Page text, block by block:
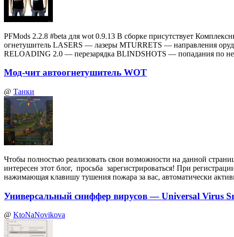
PFMods 2.2.8 #beta для wot 0.9.13 В сборке присутствует
огнетушитель LASERS — лазеры MTURRETS — направления
RELOADING 2.0 — перезарядка BLINDSHOTS — попадания по не
Мод-чит автоогнетушитель WOT
@ Танки
Чтобы полностью реализовать свои возможности на данной
интересен этот блог, просьба зарегистрироваться! При
нажимающая клавишу тушения пожара за вас, автоматически
Универсальный сниффер вирусов — Universal Virus
@ KtoNaNovikova